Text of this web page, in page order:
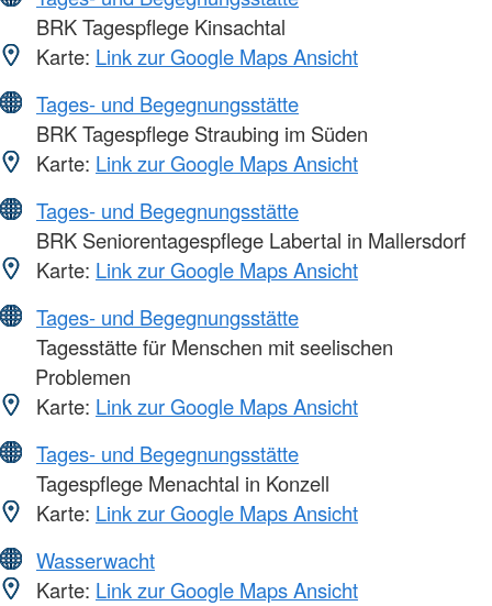
BRK Tagespflege Kinsachtal
Karte: Link zur Google Maps Ansicht
Tages- und Begegnungsstätte
BRK Tagespflege Straubing im Süden
Karte: Link zur Google Maps Ansicht
Tages- und Begegnungsstätte
BRK Seniorentagespflege Labertal in Mallersdorf
Karte: Link zur Google Maps Ansicht
Tages- und Begegnungsstätte
Tagesstätte für Menschen mit seelischen
Problemen
Karte: Link zur Google Maps Ansicht
Tages- und Begegnungsstätte
Tagespflege Menachtal in Konzell
Karte: Link zur Google Maps Ansicht
Wasserwacht
Karte: Link zur Google Maps Ansicht